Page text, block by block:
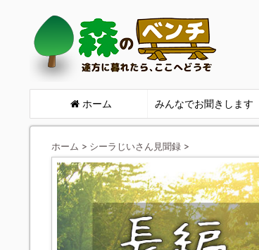
ホーム みんなでお聞きします
ホーム > シーラじいさん見聞録 >